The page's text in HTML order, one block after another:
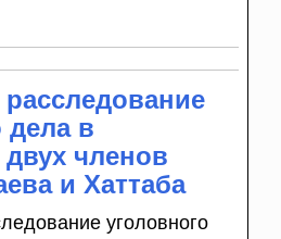
дела в
членов
и Хаттаба
уголовного